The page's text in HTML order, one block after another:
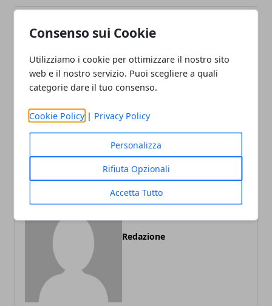
Consenso sui Cookie
Utilizziamo i cookie per ottimizzare il nostro sito
web e il nostro servizio. Puoi scegliere a quali
categorie dare il tuo consenso.
Cookie Policy | Privacy Policy
Personalizza
Rifiuta Opzionali
Accetta Tutto
Facebook
TwitterWhatsapp
Intesa tra PD e Movimento
Redazione